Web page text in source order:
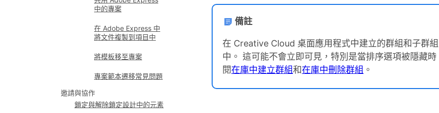
中的專案
在 Adobe Express 中
將文件複製到項目中
將模板移至專案
專案範本遷移常見問題
邀請與協作
鎖定與解除鎖定設計中的元素
備註
在 Creative Cloud 桌面應用程式中建立的群組和子群
中。 這可能不會立即可見，特別是當排序選項被隱藏
閱在庫中建立群組和在庫中刪除群組 。